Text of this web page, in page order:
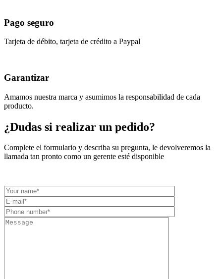
Pago seguro
Tarjeta de débito, tarjeta de crédito a Paypal
Garantizar
Amamos nuestra marca y asumimos la responsabilidad de cada
producto.
¿Dudas si realizar un pedido?
Complete el formulario y describa su pregunta, le devolveremos la
llamada tan pronto como un gerente esté disponible